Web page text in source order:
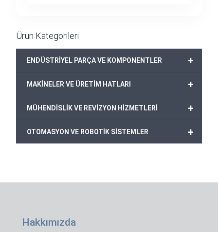
Ürün Kategorileri
+
ENDÜSTRİYEL PARÇA VE KOMPONENTLER
+
MAKİNELER VE ÜRETİM HATLARI
+
MÜHENDİSLİK VE REVİZYON HİZMETLERİ
+
OTOMASYON VE ROBOTİK SİSTEMLER
Hakkımızda